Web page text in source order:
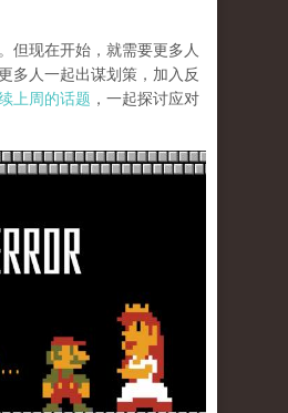
但现在开始，就需要更多人
多人一起出谋划策，加入反
上周的话题 ，一起探讨应对